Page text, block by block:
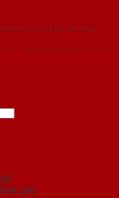
cửa gỗ cửa thép
- www.cuagocuathep.com | Đơn
Cháy